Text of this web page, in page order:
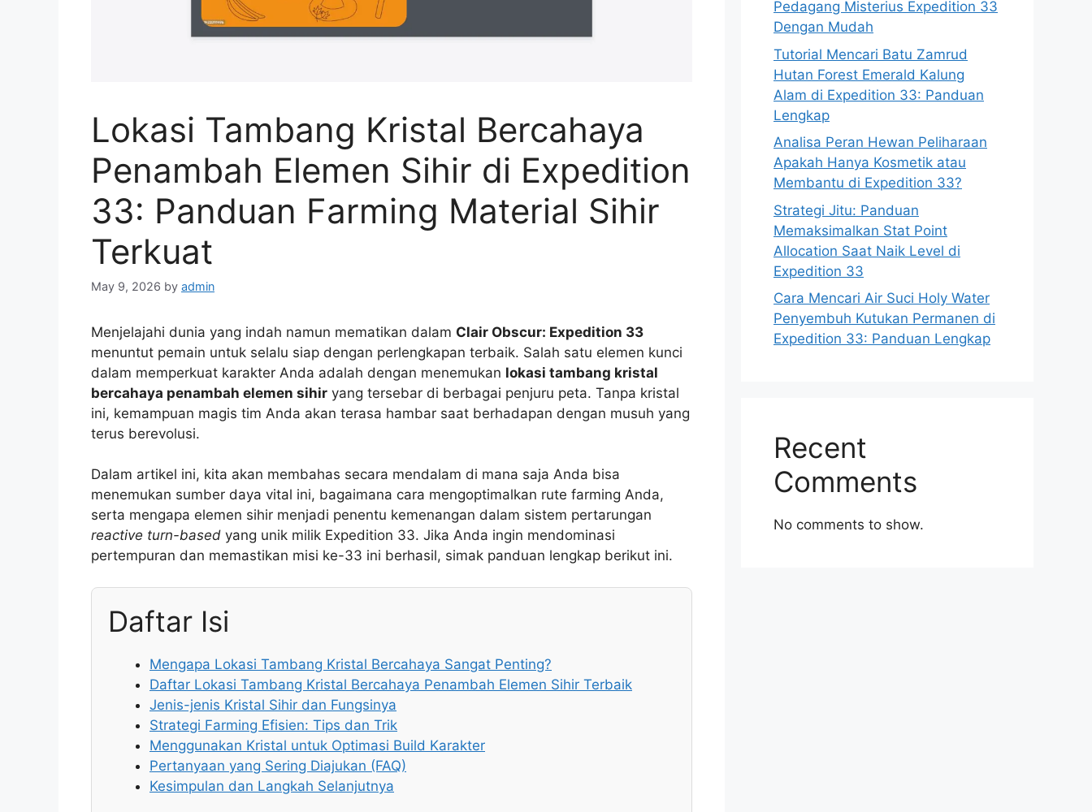
Lokasi Tambang Kristal Bercahaya
Penambah Elemen Sihir di Expedition
33: Panduan Farming Material Sihir
Terkuat
May 9, 2026 by admin
Menjelajahi dunia yang indah namun mematikan dalam Clair Obscur: Expedition 33
menuntut pemain untuk selalu siap dengan perlengkapan terbaik. Salah satu elemen kunci
dalam memperkuat karakter Anda adalah dengan menemukan lokasi tambang kristal
bercahaya penambah elemen sihir yang tersebar di berbagai penjuru peta. Tanpa kristal
ini, kemampuan magis tim Anda akan terasa hambar saat berhadapan dengan musuh yang
terus berevolusi.
Dalam artikel ini, kita akan membahas secara mendalam di mana saja Anda bisa
menemukan sumber daya vital ini, bagaimana cara mengoptimalkan rute farming Anda,
serta mengapa elemen sihir menjadi penentu kemenangan dalam sistem pertarungan
reactive turn-based yang unik milik Expedition 33. Jika Anda ingin mendominasi
pertempuran dan memastikan misi ke-33 ini berhasil, simak panduan lengkap berikut ini.
Daftar Isi
Mengapa Lokasi Tambang Kristal Bercahaya Sangat Penting?
Daftar Lokasi Tambang Kristal Bercahaya Penambah Elemen Sihir Terbaik
Jenis-jenis Kristal Sihir dan Fungsinya
Strategi Farming Efisien: Tips dan Trik
Menggunakan Kristal untuk Optimasi Build Karakter
Pertanyaan yang Sering Diajukan (FAQ)
Kesimpulan dan Langkah Selanjutnya
Pedagang Misterius Expedition 33
Dengan Mudah
Tutorial Mencari Batu Zamrud
Hutan Forest Emerald Kalung
Alam di Expedition 33: Panduan
Lengkap
Analisa Peran Hewan Peliharaan
Apakah Hanya Kosmetik atau
Membantu di Expedition 33?
Strategi Jitu: Panduan
Memaksimalkan Stat Point
Allocation Saat Naik Level di
Expedition 33
Cara Mencari Air Suci Holy Water
Penyembuh Kutukan Permanen di
Expedition 33: Panduan Lengkap
Recent
Comments
No comments to show.